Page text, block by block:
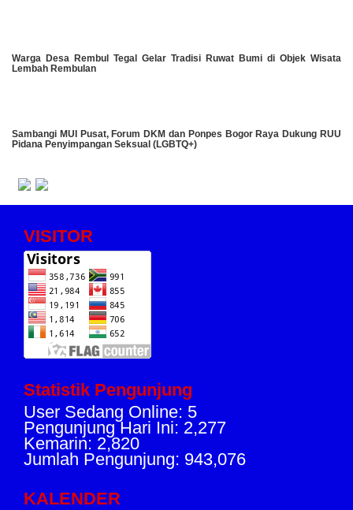
Warga Desa Rembul Tegal Gelar Tradisi Ruwat Bumi di Objek Wisata
Lembah Rembulan
Sambangi MUI Pusat, Forum DKM dan Ponpes Bogor Raya Dukung RUU
Pidana Penyimpangan Seksual (LGBTQ+)
VISITOR
Statistik Pengunjung
User Sedang Online: 5
Pengunjung Hari Ini: 2,277
Kemarin: 2,820
Jumlah Pengunjung: 943,076
KALENDER